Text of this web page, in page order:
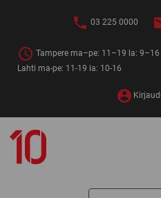
03 225 0000
Tampere ma–pe: 11–19 la:
Lahti ma-pe: 11-19 la: 10-16
10
Search